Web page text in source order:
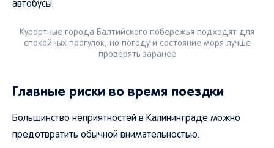
автобусы.
Курортные города Балтийского побережья подходят для
спокойных прогулок, но погоду и состояние моря лучше
проверять заранее
Главные риски во время поездки
Большинство неприятностей в Калининграде можно
предотвратить обычной внимательностью.